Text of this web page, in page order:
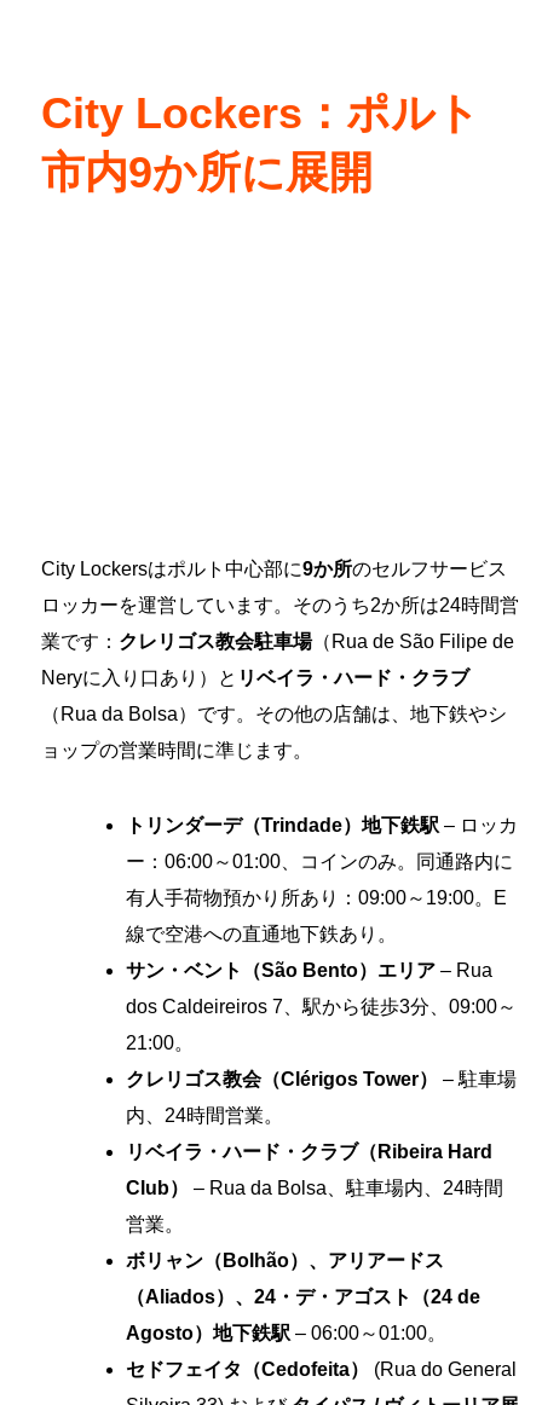
City Lockers：ポルト
市内9か所に展開
City Lockersはポルト中心部に9か所のセルフサービス
ロッカーを運営しています。そのうち2か所は24時間営
業です： クレリゴス教会駐車場（Rua de São Filipe de
Neryに入り口あり）と リベイラ・ハード・クラブ
（Rua da Bolsa）です。その他の店舗は、地下鉄やシ
ョップの営業時間に準じます。
トリンダーデ（Trindade）地下鉄駅 – ロッカ
ー：06:00～01:00、コインのみ。同通路内に
有人手荷物預かり所あり：09:00～19:00。E
線で空港への直通地下鉄あり。
サン・ベント（São Bento）エリア – Rua
dos Caldeireiros 7、駅から徒歩3分、09:00～
21:00。
クレリゴス教会（Clérigos Tower）
– 駐車場
内、24時間営業。
リベイラ・ハード・クラブ（Ribeira Hard
Club）
– Rua da Bolsa、駐車場内、24時間
営業。
ボリャン（Bolhão）、アリアードス
（Aliados）、24・デ・アゴスト（24 de
Agosto）地下鉄駅 – 06:00～01:00。
セドフェイタ（Cedofeita）
(Rua do General